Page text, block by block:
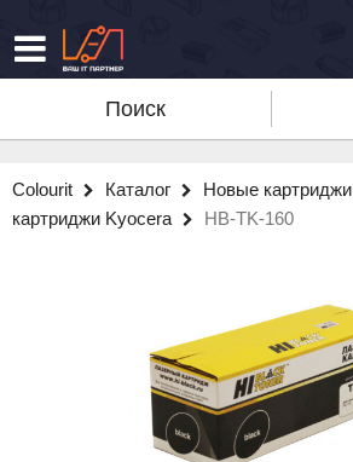
Поиск
Colourit Каталог Новые картриджи
картриджи Kyocera
HB-TK-160